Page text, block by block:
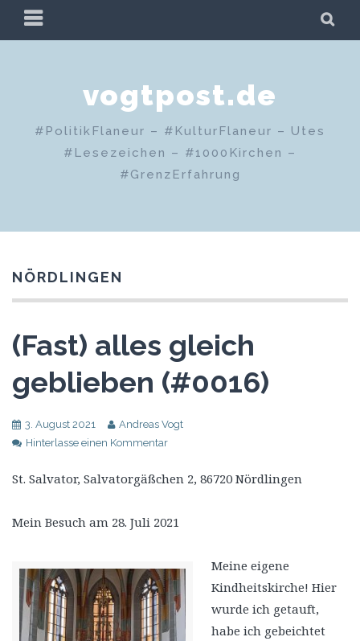
Zum
PRIMÄRES
MENÜ
vogtpost.de
#PolitikFlaneur – #KulturFlaneur – Utes
#Lesezeichen – #1000Kirchen –
#GrenzErfahrung
NÖRDLINGEN
(Fast) alles gleich
geblieben (#0016)
3. August 2021
Andreas Vogt
Hinterlasse einen Kommentar
St. Salvator, Salvatorgäßchen 2, 86720 Nördlingen
Mein Besuch am 28. Juli 2021
Meine eigene
Kindheitskirche! Hier
wurde ich getauft,
habe ich gebeichtet